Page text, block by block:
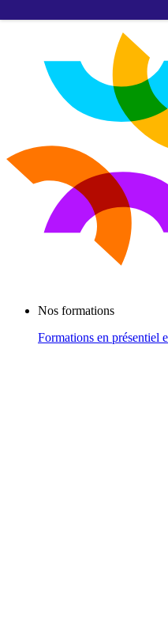
Nos formations
Formations en présentiel